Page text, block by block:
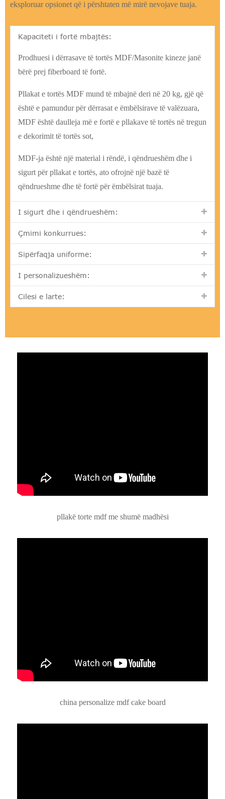
eksploruar opsionet që i përshtaten më mirë nevojave tuaja.
Kapaciteti i fortë mbajtës:
Prodhuesi i dërrasave të tortës MDF/Masonite kineze janë
bërë prej fiberboard të fortë.
Pllakat e tortës MDF mund të mbajnë deri në 20 kg, gjë që
është e pamundur për dërrasat e ëmbëlsirave të valëzuara,
MDF është daulleja më e fortë e pllakave të tortës në tregun
e dekorimit të tortës sot,
MDF-ja është një material i rëndë, i qëndrueshëm dhe i
sigurt për pllakat e tortës, ato ofrojnë një bazë të
qëndrueshme dhe të fortë për ëmbëlsirat tuaja.
I sigurt dhe i qëndrueshëm:
Çmimi konkurrues:
Sipërfaqja uniforme:
I personalizueshëm:
Cilesi e larte:
pllakë torte mdf me shumë madhësi
china personalize mdf cake board